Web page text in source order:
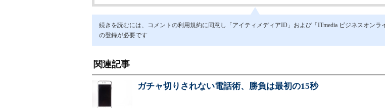
続きを読むには、コメントの利用規約に同意し「アイティメディアID」および「ITmedia ビジネスオンラ
の登録が必要です
関連記事
ガチャ切りされない電話術、勝負は最初の15秒